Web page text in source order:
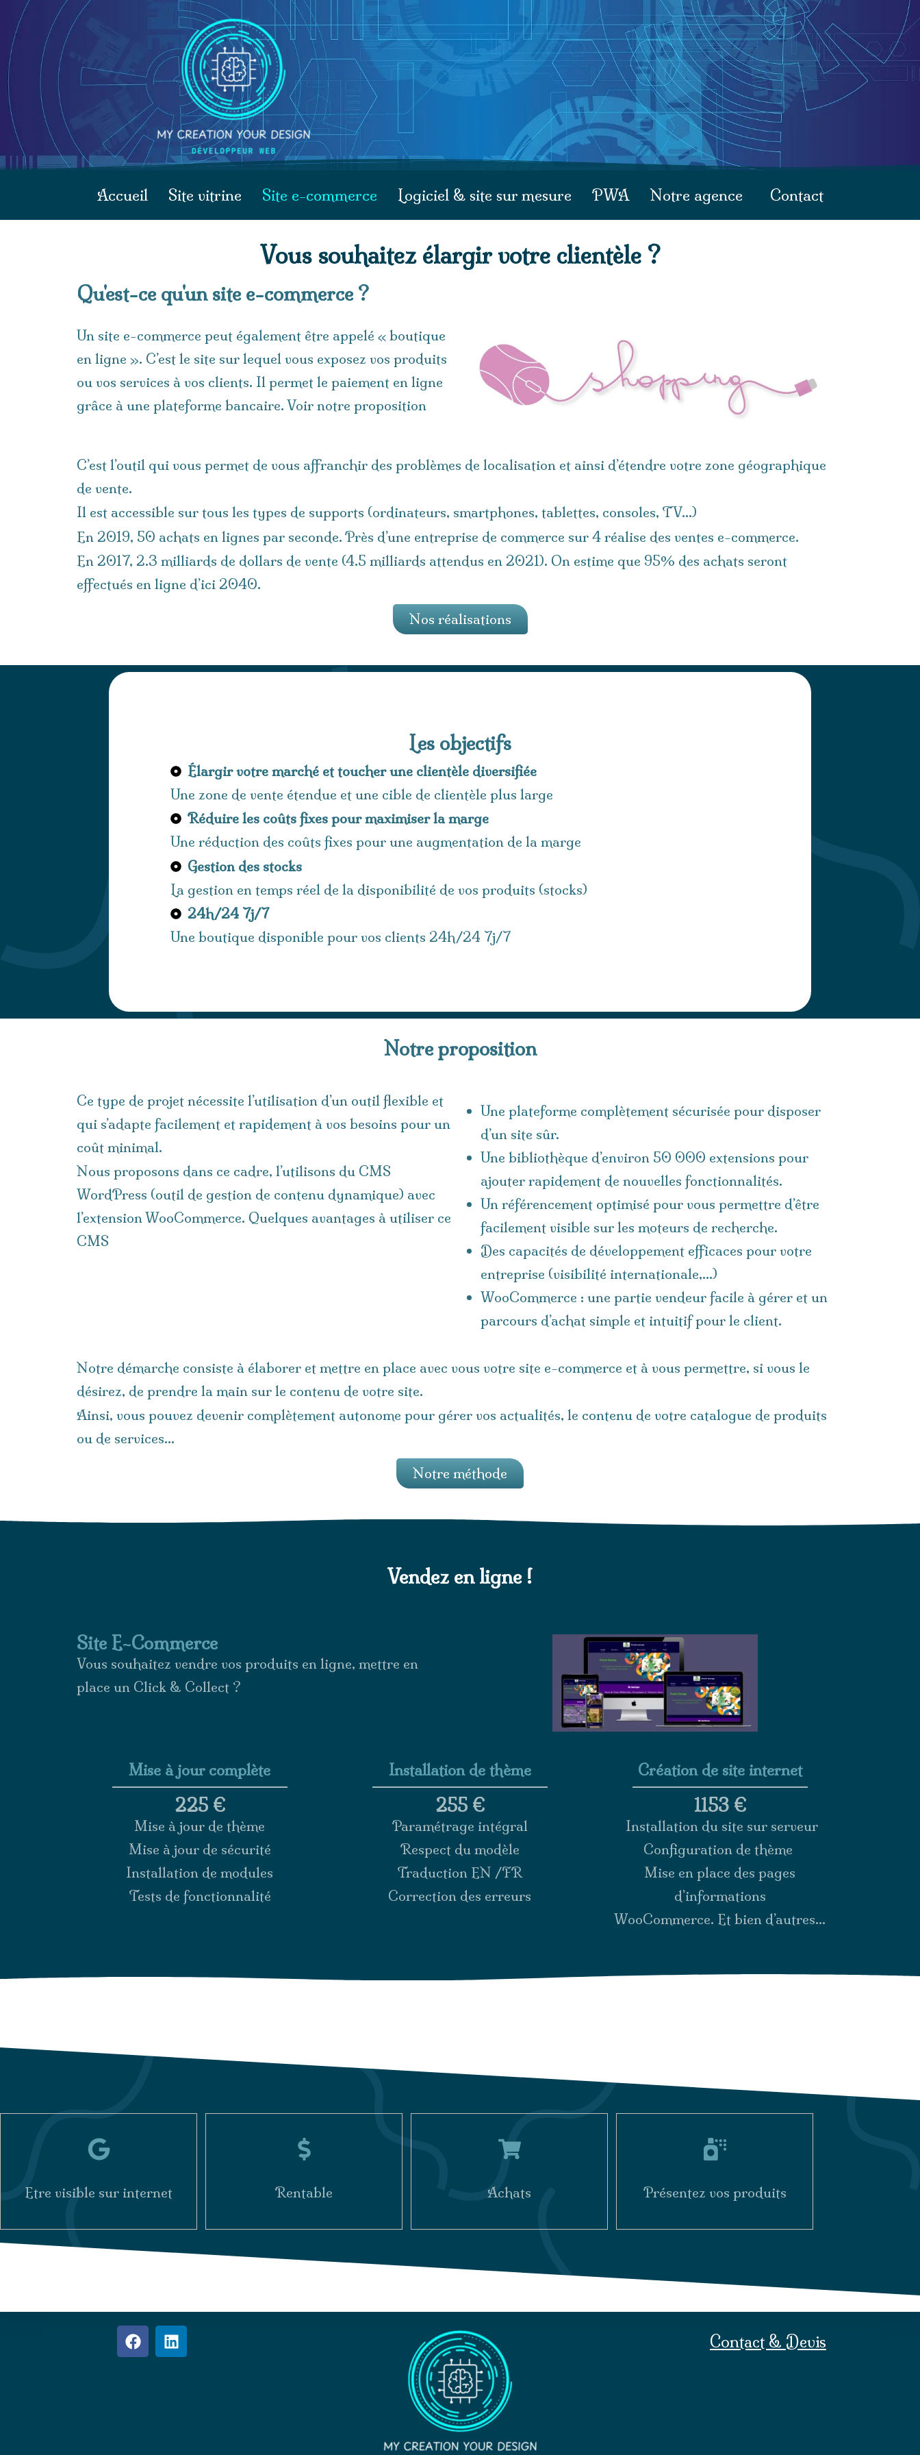
Accueil Site vitrine Site e-commerce Logiciel & site sur mesure PWA Notre agence Contact
Vous souhaitez élargir votre clientèle ?
Qu'est-ce qu'un site e-commerce ?
Un site e-commerce peut également être appelé « boutique
en ligne ». C’est le site sur lequel vous exposez vos produits
ou vos services à vos clients. Il permet le paiement en ligne
grâce à une plateforme bancaire. Voir notre proposition
C’est l’outil qui vous permet de vous affranchir des problèmes de localisation et ainsi d’étendre votre zone géographique
de vente.
Il est accessible sur tous les types de supports (ordinateurs, smartphones, tablettes, consoles, TV…)
En 2019, 50 achats en lignes par seconde. Près d’une entreprise de commerce sur 4 réalise des ventes e-commerce.
En 2017, 2.3 milliards de dollars de vente (4.5 milliards attendus en 2021). On estime que 95% des achats seront
effectués en ligne d’ici 2040.
Nos réalisations
Les objectifs
Élargir votre marché et toucher une clientèle diversifiée
Une zone de vente étendue et une cible de clientèle plus large
Réduire les coûts fixes pour maximiser la marge
Une réduction des coûts fixes pour une augmentation de la marge
Gestion des stocks
La gestion en temps réel de la disponibilité de vos produits (stocks)
24h/24 7j/7
Une boutique disponible pour vos clients 24h/24 7j/7
Notre proposition
Ce type de projet nécessite l’utilisation d’un outil flexible et
qui s’adapte facilement et rapidement à vos besoins pour un
coût minimal.
Nous proposons dans ce cadre, l’utilisons du CMS
WordPress (outil de gestion de contenu dynamique) avec
l’extension WooCommerce. Quelques avantages à utiliser ce
CMS
Une plateforme complètement sécurisée pour disposer
d’un site sûr.
Une bibliothèque d’environ 50 000 extensions pour
ajouter rapidement de nouvelles fonctionnalités.
Un référencement optimisé pour vous permettre d’être
facilement visible sur les moteurs de recherche.
Des capacités de développement efficaces pour votre
entreprise (visibilité internationale,…)
WooCommerce : une partie vendeur facile à gérer et un
parcours d’achat simple et intuitif pour le client.
Notre démarche consiste à élaborer et mettre en place avec vous votre site e-commerce et à vous permettre, si vous le
désirez, de prendre la main sur le contenu de votre site.
Ainsi, vous pouvez devenir complètement autonome pour gérer vos actualités, le contenu de votre catalogue de produits
ou de services…
Notre méthode
Vendez en ligne !
Site E-Commerce
Vous souhaitez vendre vos produits en ligne, mettre en
place un Click & Collect ?
Mise à jour complète
225 €
Mise à jour de thème
Mise à jour de sécurité
Installation de modules
Tests de fonctionnalité
Installation de thème
255 €
Paramétrage intégral
Respect du modèle
Traduction EN /FR
Correction des erreurs
Création de site internet
1153 €
Installation du site sur serveur
Configuration de thème
Mise en place des pages
d’informations
WooCommerce. Et bien d’autres…
Etre visible sur internet Rentable Achats Présentez vos produits
Contact & Devis